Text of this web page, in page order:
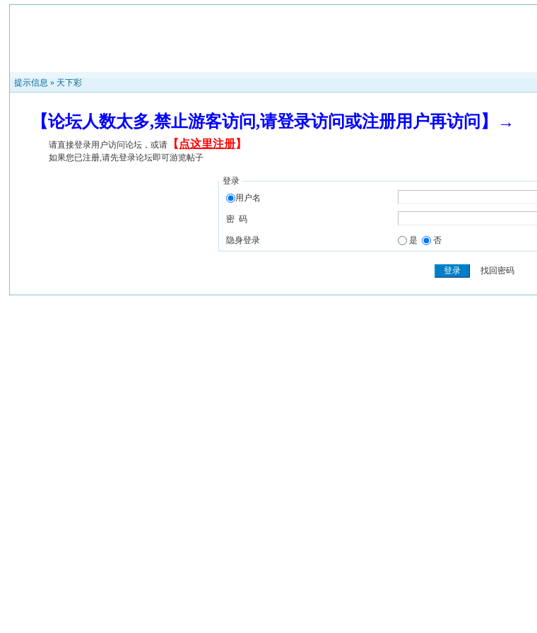
提示信息 » 天下彩
【论坛人数太多,禁止游客访问,请登录访问或注册用户再访问】→
请直接登录用户访问论坛，或请 【 点这里注册】
如果您已注册,请先登录论坛即可游览帖子
登录
用户名
密 码
隐身登录 是 否
找回密码